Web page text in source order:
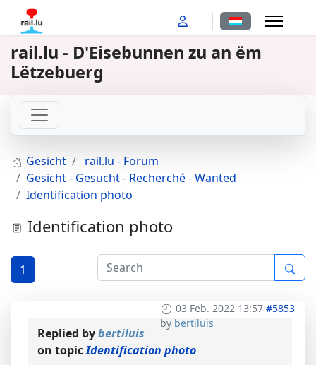
Sprache
rail.lu - D'Eisebunnen zu an ëm
Lëtzebuerg
Gesicht
rail.lu - Forum
Gesicht - Gesucht - Recherché - Wanted
Identification photo
Identification photo
1
03 Feb. 2022 13:57 #5853
by bertiluis
Replied bybertiluis
on topicIdentification photo